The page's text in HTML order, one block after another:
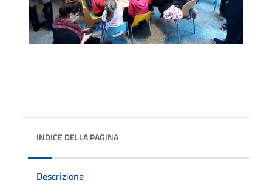
INDICE DELLA PAGINA
Descrizione